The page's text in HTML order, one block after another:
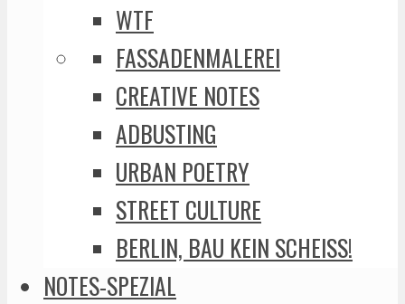
WTF
FASSADENMALEREI
CREATIVE NOTES
ADBUSTING
URBAN POETRY
STREET CULTURE
BERLIN, BAU KEIN SCHEISS!
NOTES-SPEZIAL